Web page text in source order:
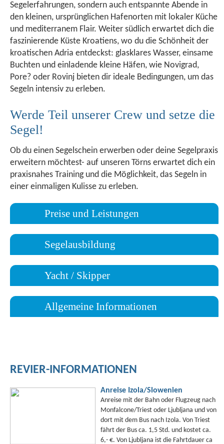
Segelerfahrungen, sondern auch entspannte Abende in
den kleinen, ursprünglichen Hafenorten mit lokaler Küche
und mediterranem Flair. Weiter südlich erwartet dich die
faszinierende Küste Kroatiens, wo du die Schönheit der
kroatischen Adria entdeckst: glasklares Wasser, einsame
Buchten und einladende kleine Häfen, wie Novigrad,
Pore? oder Rovinj bieten dir ideale Bedingungen, um das
Segeln intensiv zu erleben.
Werde Teil unserer Crew und setze die
Segel!
Ob du einen Segelschein erwerben oder deine Segelpraxis
erweitern möchtest- auf unseren Törns erwartet dich ein
praxisnahes Training und die Möglichkeit, das Segeln in
einer einmaligen Kulisse zu erleben.
Preise und Leistungen
Segelausbildung
Yacht / Skipper
Allgemeine Informationen
REVIER-INFORMATIONEN
Anreise Izola/Slowenien
Anreise mit der Bahn oder Flugzeug nach
Monfalcone/Triest oder Ljubljana und von
dort mit dem Bus nach Izola. Von Triest
fährt der Bus ca. 1,5 Std. und kostet ca.
6,- €. Von Ljubljana ist die Fahrtdauer ca